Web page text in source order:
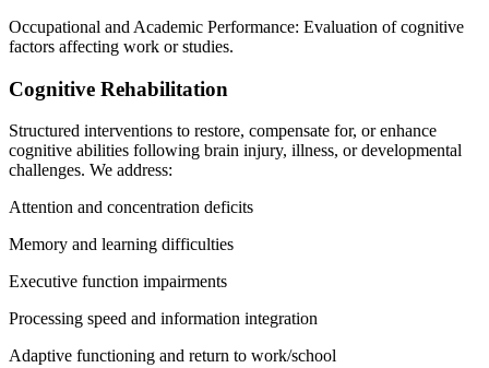
Occupational and Academic Performance: Evaluation of cognitive
factors affecting work or studies.
Cognitive Rehabilitation
Structured interventions to restore, compensate for, or enhance
cognitive abilities following brain injury, illness, or developmental
challenges. We address:
Attention and concentration deficits
Memory and learning difficulties
Executive function impairments
Processing speed and information integration
Adaptive functioning and return to work/school